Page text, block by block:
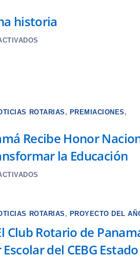
historia
ROTARIAS , PREMIACIONES ,
Recibe Honor
la Educación
ROTARIAS , PROYECTO DEL
Club Rotario de
del CEBG